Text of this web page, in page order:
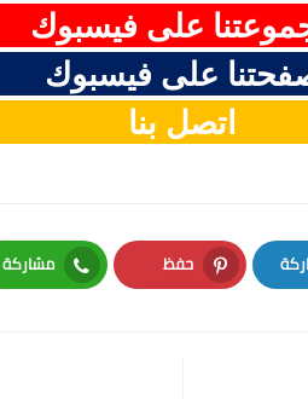
على فيسبوك
على فيسبوك
اتصل بنا
حفظ
Pinterest
مشاركة
Whatsapp